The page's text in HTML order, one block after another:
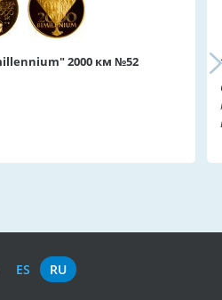
2000 км №52
ES RU